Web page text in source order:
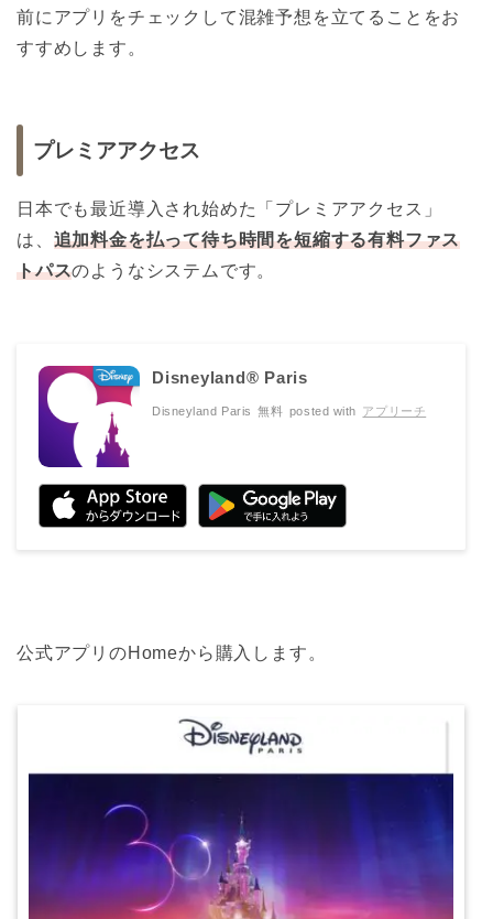
前にアプリをチェックして混雑予想を立てることをお
すすめします。
プレミアアクセス
日本でも最近導入され始めた「プレミアアクセス」
は、 追加料金を払って待ち時間を短縮する有料ファス
トパスのようなシステムです。
Disneyland® Paris
Disneyland Paris 無料 posted with アプリーチ
公式アプリのHomeから購入します。